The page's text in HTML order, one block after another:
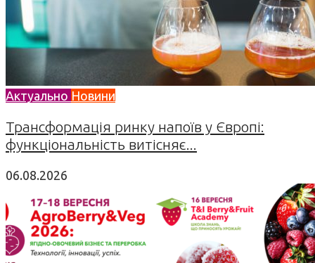
Актуально Новини
Трансформація ринку напоїв у Європі:
функціональність витісняє...
06.08.2026